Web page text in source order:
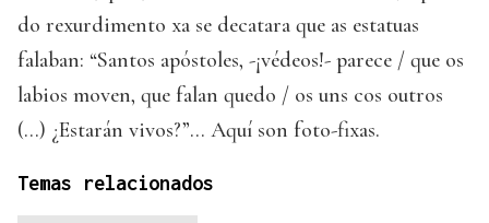
do rexurdimento xa se decatara que as estatuas
falaban: “Santos apóstoles, -¡védeos!- parece / que os
labios moven, que falan quedo / os uns cos outros
(...) ¿Estarán vivos?”... Aquí son foto-fixas.
Temas relacionados